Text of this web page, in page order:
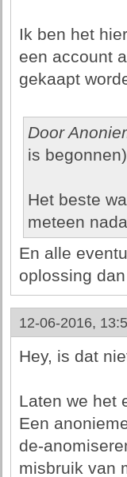
Ik ben het
een account
gekaapt
Door
is
Het beste
meteen
En alle
oplossing
12-06-2016,
Hey, is dat
Laten we het
Een
de-
misbruik van